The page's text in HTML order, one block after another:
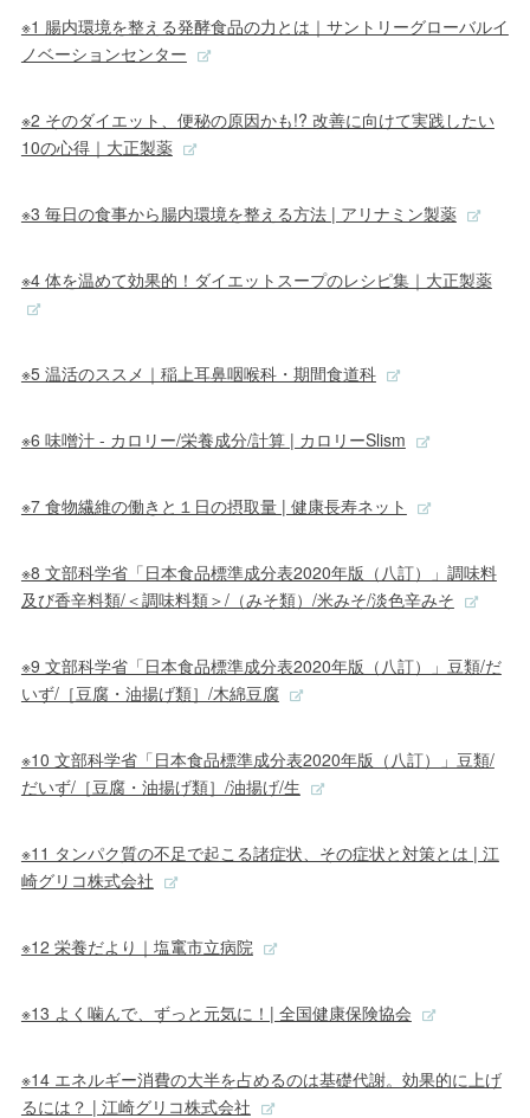
※1 腸内環境を整える発酵食品の力とは｜サントリーグローバルイ
ノベーションセンター
※2 そのダイエット、便秘の原因かも!? 改善に向けて実践したい
10の心得｜大正製薬
※3 毎日の食事から腸内環境を整える方法 | アリナミン製薬
※4 体を温めて効果的！ダイエットスープのレシピ集｜大正製薬
※5 温活のススメ｜稲上耳鼻咽喉科・期間食道科
※6 味噌汁 - カロリー/栄養成分/計算 | カロリーSlism
※7 食物繊維の働きと１日の摂取量 | 健康長寿ネット
※8 文部科学省「日本食品標準成分表2020年版（八訂）」調味料
及び香辛料類/＜調味料類＞/（みそ類）/米みそ/淡色辛みそ
※9 文部科学省「日本食品標準成分表2020年版（八訂）」豆類/だ
いず/［豆腐・油揚げ類］/木綿豆腐
※10 文部科学省「日本食品標準成分表2020年版（八訂）」豆類/
だいず/［豆腐・油揚げ類］/油揚げ/生
※11 タンパク質の不足で起こる諸症状、その症状と対策とは | 江
崎グリコ株式会社
※12 栄養だより｜塩竃市立病院
※13 よく噛んで、ずっと元気に！| 全国健康保険協会
※14 エネルギー消費の大半を占めるのは基礎代謝。効果的に上げ
るには？ | 江崎グリコ株式会社